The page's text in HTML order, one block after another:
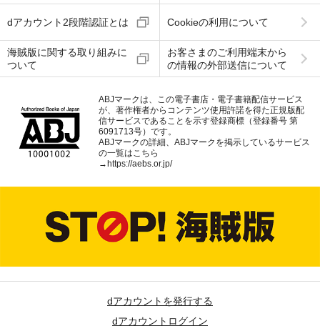
dアカウント2段階認証とは Cookieの利用について
海賊版に関する取り組みに
ついて
お客さまのご利用端末から
の情報の外部送信について
ABJマークは、この電子書店・電子書籍配信サービス
が、著作権者からコンテンツ使用許諾を得た正規版配
信サービスであることを示す登録商標（登録番号 第
6091713号）です。
ABJマークの詳細、ABJマークを掲示しているサービス
の一覧はこちら
→ https://aebs.or.jp/
dアカウントを発行する
dアカウントログイン